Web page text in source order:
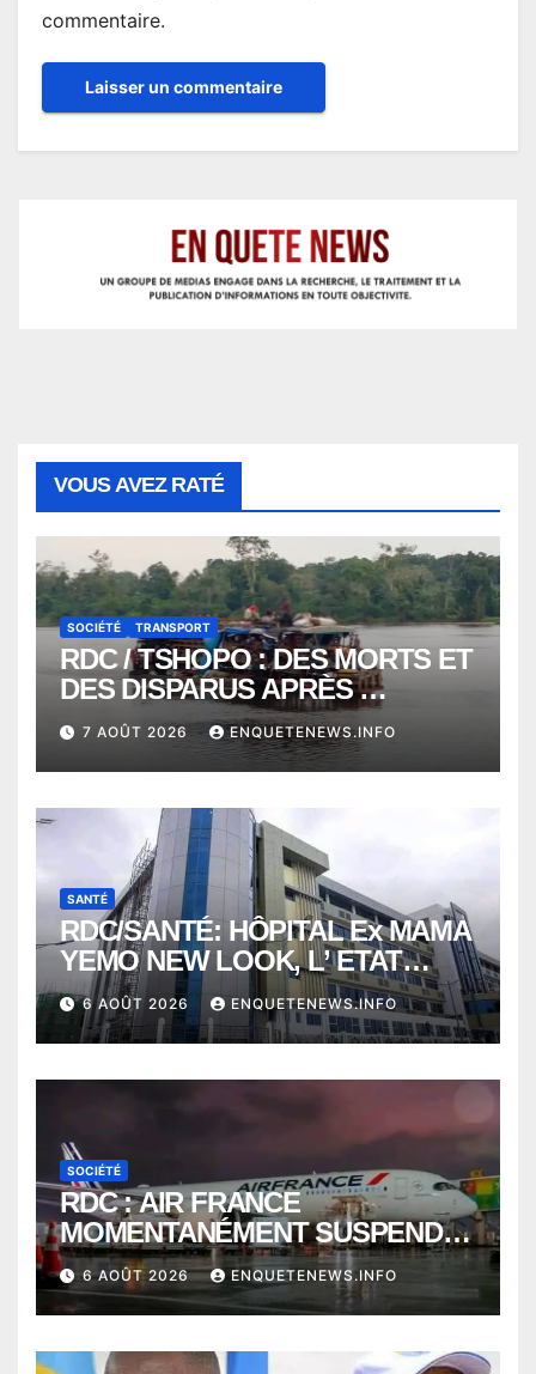
commentaire.
VOUS AVEZ RATÉ
SOCIÉTÉ TRANSPORT
RDC / TSHOPO : DES MORTS ET
DES DISPARUS APRÈS
NAUFRAGE D’UNE BALEINIERE
À QUELQUES KILOMÈTRES DE
KISANGANI
7 AOÛT 2026 ENQUETENEWS.INFO
SANTÉ
RDC/SANTÉ: HÔPITAL Ex MAMA
YEMO NEW LOOK, L’ ETAT
PERD LE CONTROLE
6 AOÛT 2026 ENQUETENEWS.INFO
SOCIÉTÉ
RDC : AIR FRANCE
MOMENTANÉMENT SUSPENDU
ENTRE KINSHASA ET PARIS ?
6 AOÛT 2026 ENQUETENEWS.INFO